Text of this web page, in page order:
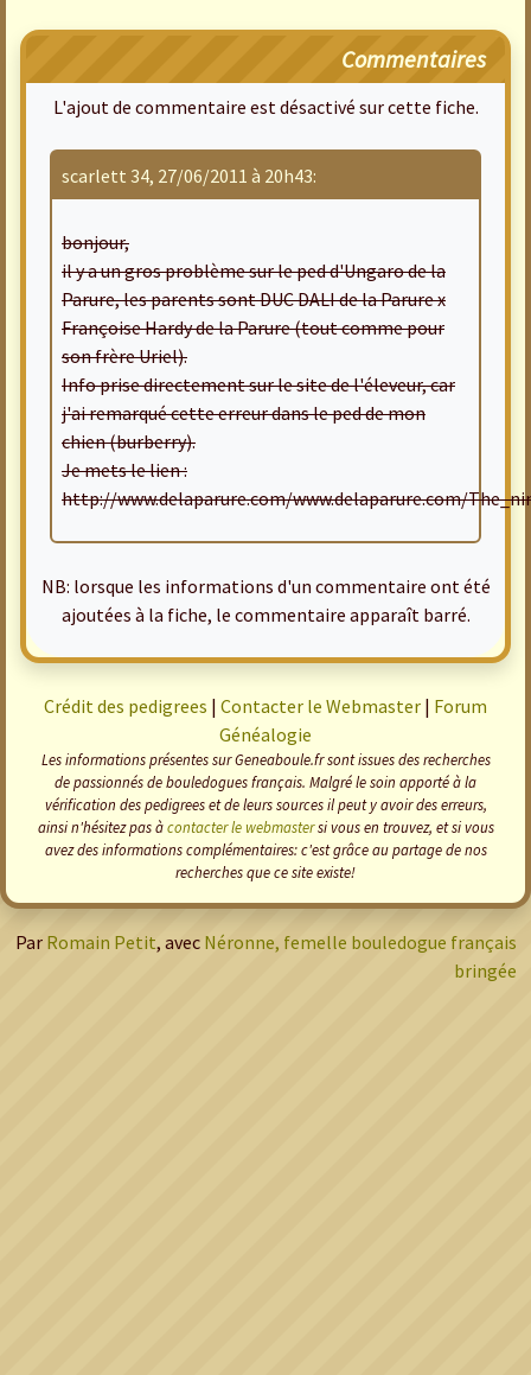
Commentaires
L'ajout de commentaire est désactivé sur cette fiche.
scarlett 34, 27/06/2011 à 20h43:
bonjour,
il y a un gros problème sur le ped d'Ungaro de la
Parure, les parents sont DUC DALI de la Parure x
Françoise Hardy de la Parure (tout comme pour
son frère Uriel).
Info prise directement sur le site de l'éleveur, car
j'ai remarqué cette erreur dans le ped de mon
chien (burberry).
Je mets le lien :
http://www.delaparure.com/www.delaparure.com/
NB: lorsque les informations d'un commentaire ont été
ajoutées à la fiche, le commentaire apparaît barré.
Crédit des pedigrees | Contacter le Webmaster | Forum
Généalogie
Les informations présentes sur Geneaboule.fr sont issues des recherches
de passionnés de bouledogues français. Malgré le soin apporté à la
vérification des pedigrees et de leurs sources il peut y avoir des erreurs,
ainsi n'hésitez pas àcontacter le webmastersi vous en trouvez, et si vous
avez des informations complémentaires: c'est grâce au partage de nos
recherches que ce site existe!
Par Romain Petit, avec Néronne, femelle bouledogue français
bringée